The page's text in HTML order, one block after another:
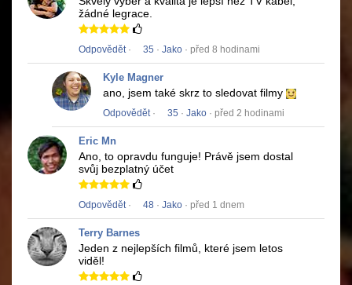
žádné legrace.
Odpovědět· 35 · Jako · před 8 hodinami
Kyle Magner
ano, jsem také skrz to sledovat filmy
Odpovědět· 35 · Jako · před 2 hodinami
Eric Mn
Ano, to opravdu funguje! Právě jsem dostal
svůj bezplatný účet
Odpovědět· 48 · Jako · před 1 dnem
Terry Barnes
Jeden z nejlepších filmů, které jsem letos
viděl!